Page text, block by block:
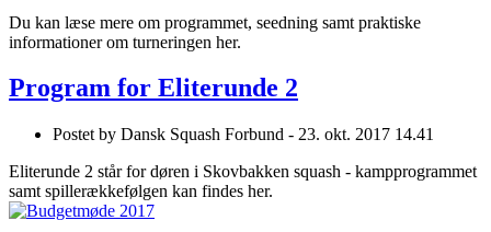
Du kan læse mere om programmet, seedning samt praktiske
informationer om turneringen her.
Program for Eliterunde 2
Postet by Dansk Squash Forbund - 23. okt. 2017 14.41
Eliterunde 2 står for døren i Skovbakken squash - kampprogrammet
samt spillerækkefølgen kan findes her.